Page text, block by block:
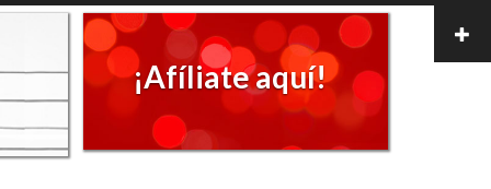
¡Afíliate aquí!